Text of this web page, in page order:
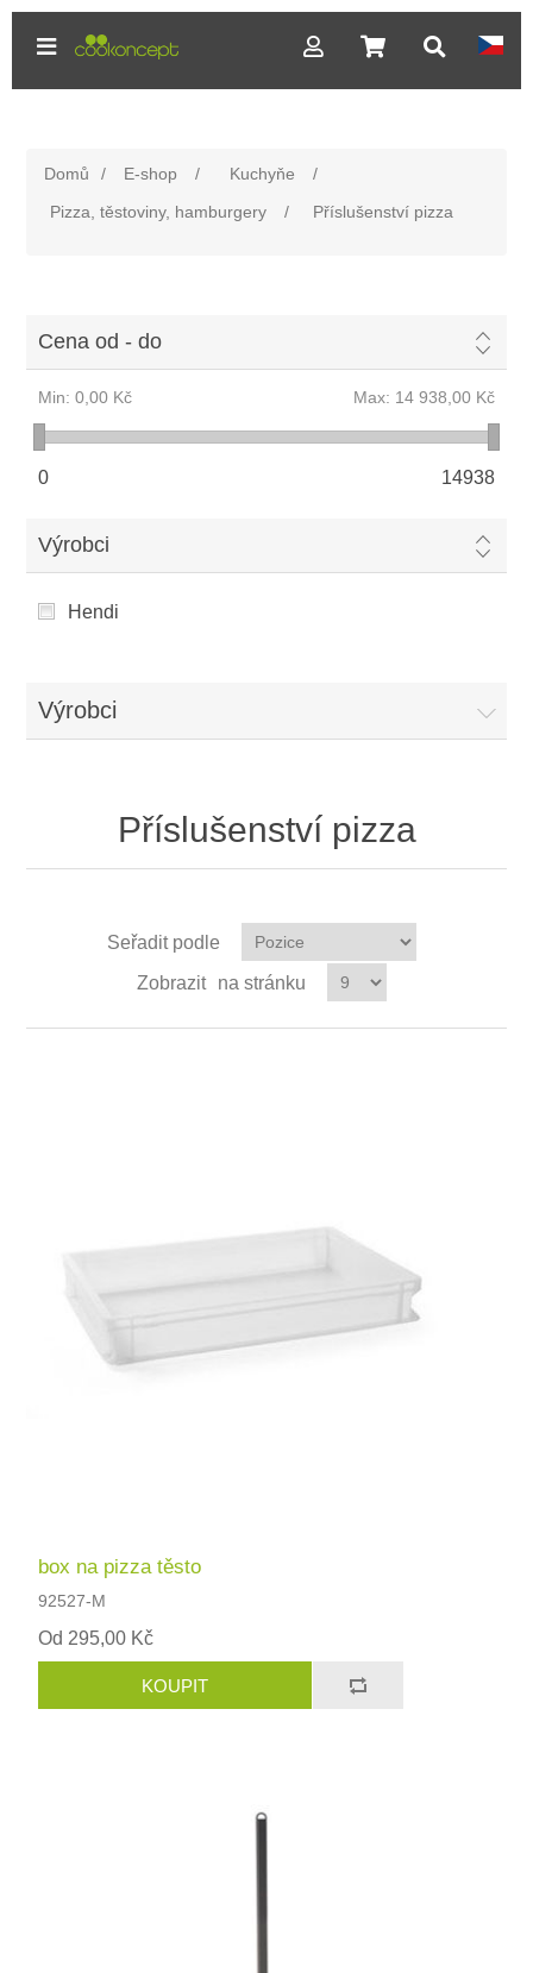
Domů / E-shop / Kuchyňe
/
Pizza, těstoviny, hamburgery
/ Příslušenství pizza
Cena od - do
Min: 0,00 Kč Max: 14 938,00 Kč
0 14938
Výrobci
Hendi
Výrobci
Příslušenství pizza
Seřadit podle
Zobrazit
na stránku
box na pizza těsto
92527-M
Od 295,00 Kč